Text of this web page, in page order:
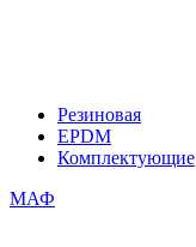
Резиновая
EPDM
Комплектующие
МАФ